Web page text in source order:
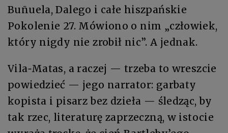
Buñuela, Dalego i całe hiszpańskie
Pokolenie 27. Mówiono o nim „człowiek,
który nigdy nie zrobił nic”. A jednak.
Vila‑Matas, a raczej — trzeba to wreszcie
powiedzieć — jego narrator: garbaty
kopista i pisarz bez dzieła — śledząc, by
tak rzec, literaturę zaprzeczną, w istocie